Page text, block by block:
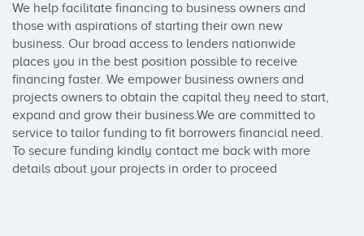
We help facilitate financing to business owners and
those with aspirations of starting their own new
business. Our broad access to lenders nationwide
places you in the best position possible to receive
financing faster. We empower business owners and
projects owners to obtain the capital they need to start,
expand and grow their business.We are committed to
service to tailor funding to fit borrowers financial need.
To secure funding kindly contact me back with more
details about your projects in order to proceed